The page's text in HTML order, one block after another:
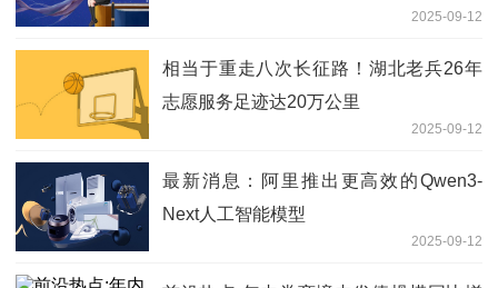
2025-09-12
相当于重走八次长征路！湖北老兵26年
志愿服务足迹达20万公里
2025-09-12
最新消息：阿里推出更高效的Qwen3-
Next人工智能模型
2025-09-12